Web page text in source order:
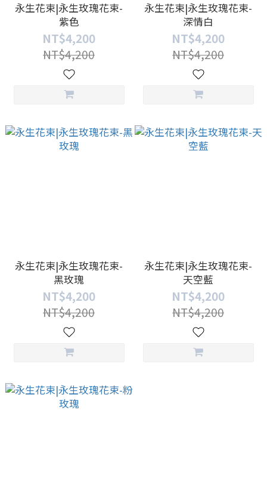
永生花束|永生玫瑰花束-
紫色
NT$4,200
NT$4,200
永生花束|永生玫瑰花束-
深情白
NT$4,200
NT$4,200
永生花束|永生玫瑰花束-
黑玫瑰
NT$4,200
NT$4,200
永生花束|永生玫瑰花束-
天空藍
NT$4,200
NT$4,200